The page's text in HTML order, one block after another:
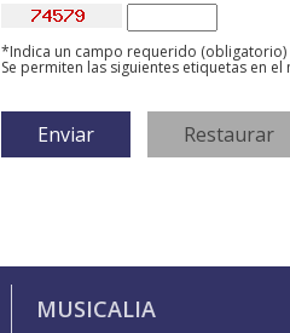
*Indica un campo requerido (obligatorio)
Se permiten las siguientes etiquetas en el
MUSICALIA